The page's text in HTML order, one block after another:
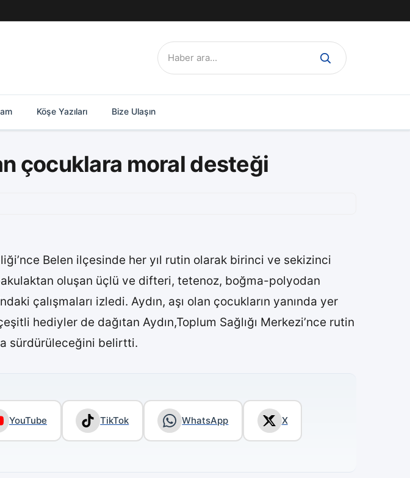
Ara:
Köşe Yazıları Bize Ulaşın
çocuklara moral desteği
Belen ilçesinde her yıl rutin olarak birinci ve sekizinci
oluşan üçlü ve difteri, tetenoz, boğma-polyodan
çalışmaları izledi. Aydın, aşı olan çocukların yanında yer
hediyler de dağıtan Aydın,Toplum Sağlığı Merkezi’nce rutin
sürdürüleceğini belirtti.
YouTube TikTok WhatsApp X